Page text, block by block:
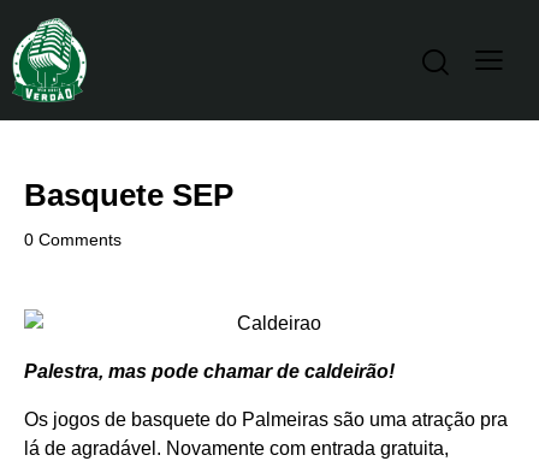
Basquete SEP
0 Comments
Palestra, mas pode chamar de caldeirão!
Os jogos de basquete do Palmeiras são uma atração pra
lá de agradável. Novamente com entrada gratuita,